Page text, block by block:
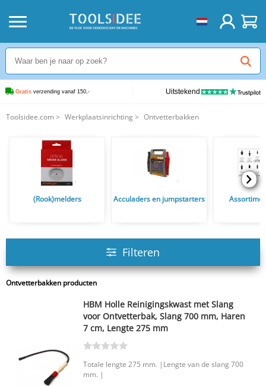
Gratis verzending vanaf 150,- Uitstekend
Toolsidee.com > Werkplaatsinrichting > Ontvetterbakken
(Rook)melders Acculaders en jumpstarters
Filteren
Ontvetterbakken producten
HBM Holle Reinigingskwast met Slang
voor Ontvetterbak, Slang 700 mm, Haren
7 cm, Lengte 275 mm
Totale lengte 275 mm. |Lengte van de slang 700
mm. |